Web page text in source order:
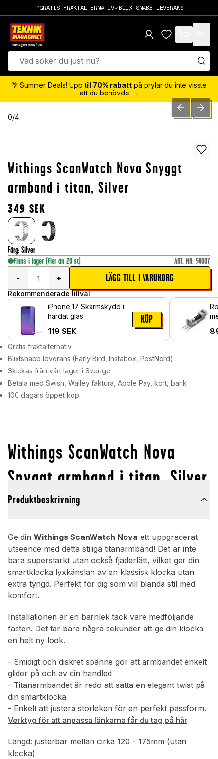
GRATIS FRAKTALTERNATIV BLIXTSNABB LEVERANS
items in cart,
🌴 Summer Deals! Upp till 70% rabatt på prylar du inte visste
att du behövde →
0/4 PREVIOUSNEXT
Withings ScanWatch Nova Snyggt
armband i titan, Silver
349 SEK
Färg: Silver
Finns i lager (Fler än 20 st) ART. NR: 50007
-
+ LÄGG TILL I VARUKORG
Rekommenderade tillval:
iPhone 17 Skärmskydd i
härdat glas
119 SEK
KÖP
Gratis fraktalternativ
Blixtsnabb leverans (Early Bird, Instabox, PostNord)
Skickas från vårt lager i Sverige
Betala med Swish, Walley faktura, Apple Pay, kort, bank
100 dagars öppet köp
Withings ScanWatch Nova
Snyggt armband i titan, Silver
Produktbeskrivning
Ge din Withings ScanWatch Nova ett uppgraderat
utseende med detta stiliga titanarmband! Det är inte
bara superstarkt utan också fjäderlätt, vilket ger din
smartklocka lyxkänslan av en klassisk klocka utan
extra tyngd. Perfekt för dig som vill blanda stil med
komfort.
Installationen är en barnlek tack vare medföljande
fästen. Det tar bara några sekunder att ge din klocka
en helt ny look.
- Smidigt och diskret spänne gör att armbandet enkelt
glider på och av din handled
- Titanarmbandet är redo att sätta en elegant twist på
din smartklocka
- Enkelt att justera storleken för en perfekt passform.
Verktyg för att anpassa länkarna får du tag på här
Längd: justerbar mellan cirka 120 - 175mm (utan
klocka)